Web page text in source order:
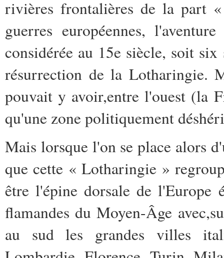
rivières frontalières de la part
guerres européennes,
considérée au 15e siècle, soit
résurrection de la Lotharingie.
pouvait y avoir,entre l'ouest (la
qu'une zone politiquement
Mais lorsque l'on se place alors
que cette « Lotharingie »
être l'épine dorsale de l'Europe
flamandes du Moyen-Âge
au sud les grandes villes